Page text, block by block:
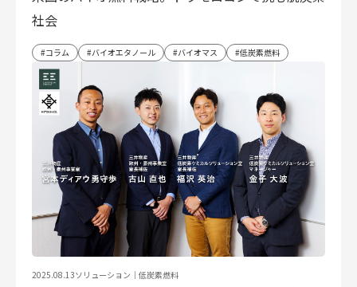
社会
コラム バイオエタノール バイオマス 低炭素燃料
2025.08.13ソリューション｜ 低炭素燃料